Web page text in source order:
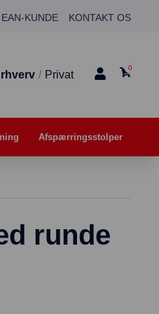
EAN-KUNDE KONTAKT OS
/ Privat
0
Afspærringsstolper
runde